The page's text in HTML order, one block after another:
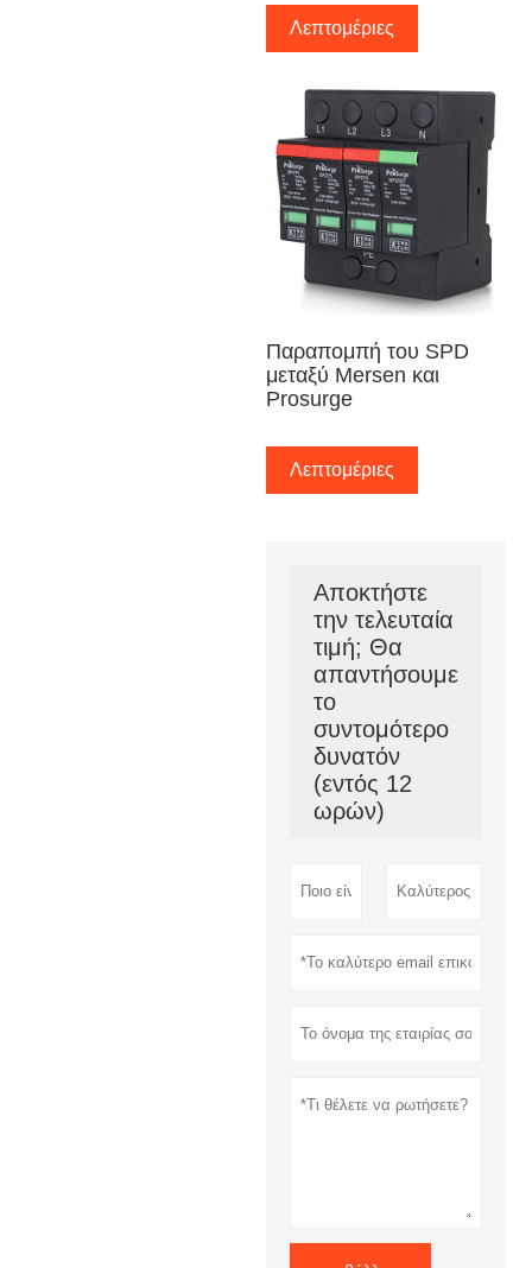
Λεπτομέριες
Παραπομπή του SPD
μεταξύ Mersen και
Prosurge
Λεπτομέριες
Αποκτήστε
την τελευταία
τιμή; Θα
απαντήσουμε
το
συντομότερο
δυνατόν
(εντός 12
ωρών)